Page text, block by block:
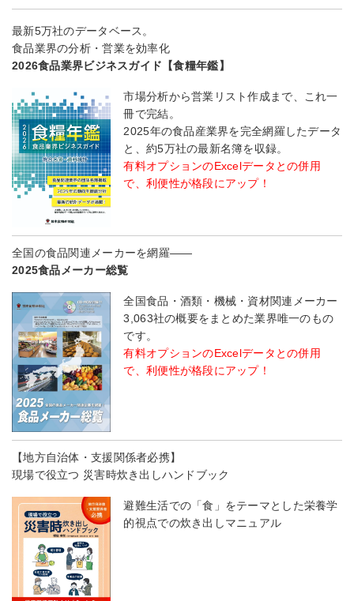
最新5万社のデータベース。
食品業界の分析・営業を効率化
2026食品業界ビジネスガイド【食糧年鑑】
市場分析から営業リスト作成まで、これ一
冊で完結。
2025年の食品産業界を完全網羅したデータ
と、約5万社の最新名簿を収録。
有料オプションのExcelデータとの併用
で、利便性が格段にアップ！
全国の食品関連メーカーを網羅――
2025食品メーカー総覧
全国食品・酒類・機械・資材関連メーカー
3,063社の概要をまとめた業界唯一のもの
です。
有料オプションのExcelデータとの併用
で、利便性が格段にアップ！
【地方自治体・支援関係者必携】
現場で役立つ 災害時炊き出しハンドブック
避難生活での「食」をテーマとした栄養学
的視点での炊き出しマニュアル